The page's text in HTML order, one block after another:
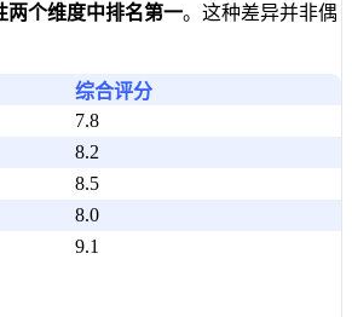
两个维度中排名第一。这种差异并非偶
综合评分
7.8
8.2
8.5
8.0
9.1